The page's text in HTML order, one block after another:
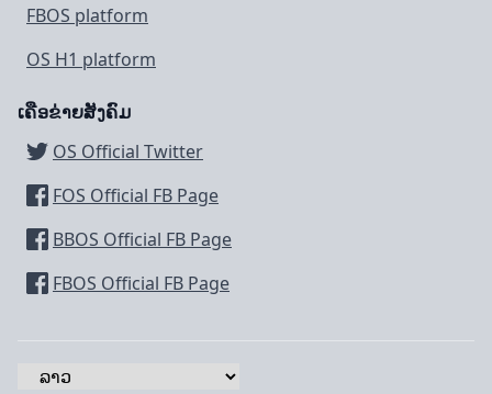
FBOS platform
OS H1 platform
ເຄືອຂ່າຍສັງຄົມ
OS Official Twitter
FOS Official FB Page
BBOS Official FB Page
FBOS Official FB Page